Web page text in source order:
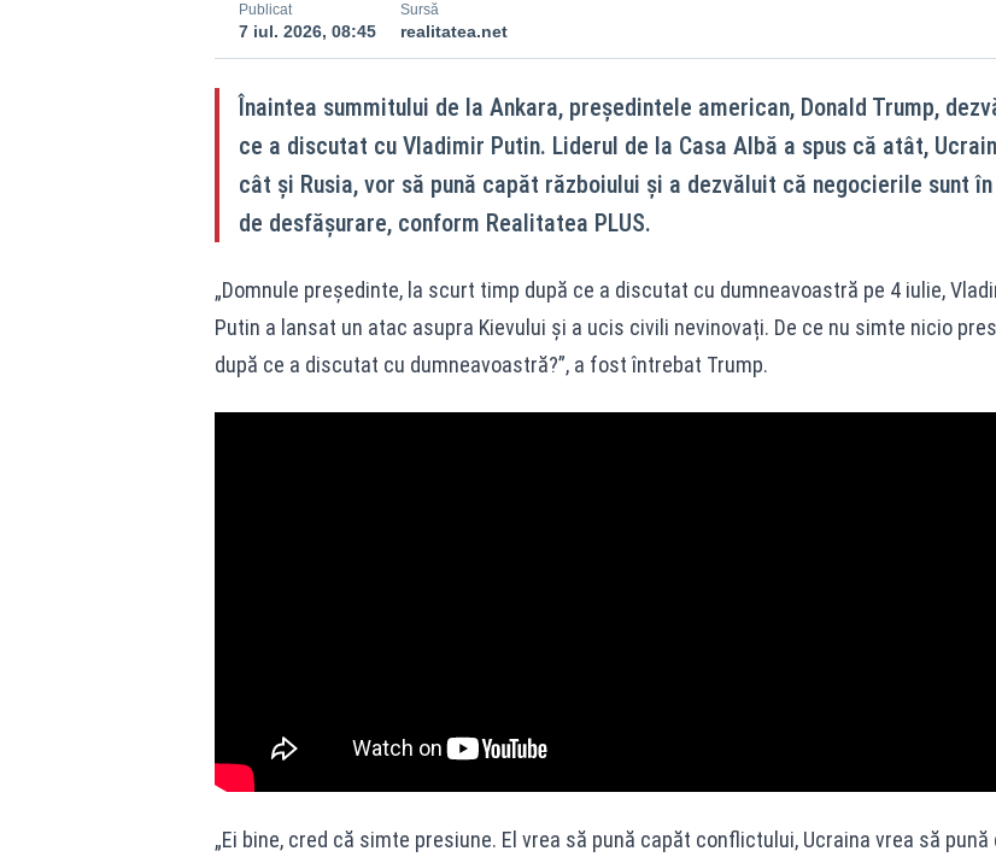
Publicat
7 iul. 2026, 08:45
Sursă
realitatea.net
Înaintea summitului de la Ankara, președintele american, Donald Trump,
ce a discutat cu Vladimir Putin. Liderul de la Casa Albă a spus că atât,
cât și Rusia, vor să pună capăt războiului și a dezvăluit că negocierile sunt
de desfășurare, conform Realitatea PLUS.
„Domnule președinte, la scurt timp după ce a discutat cu dumneavoastră pe 4 iulie,
Putin a lansat un atac asupra Kievului și a ucis civili nevinovați. De ce nu simte nicio
după ce a discutat cu dumneavoastră?”, a fost întrebat Trump.
„Ei bine, cred că simte presiune. El vrea să pună capăt conflictului, Ucraina vrea să pună